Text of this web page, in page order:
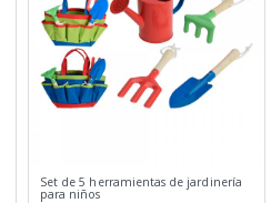
Set de 5 herramientas de jardinería
para niños